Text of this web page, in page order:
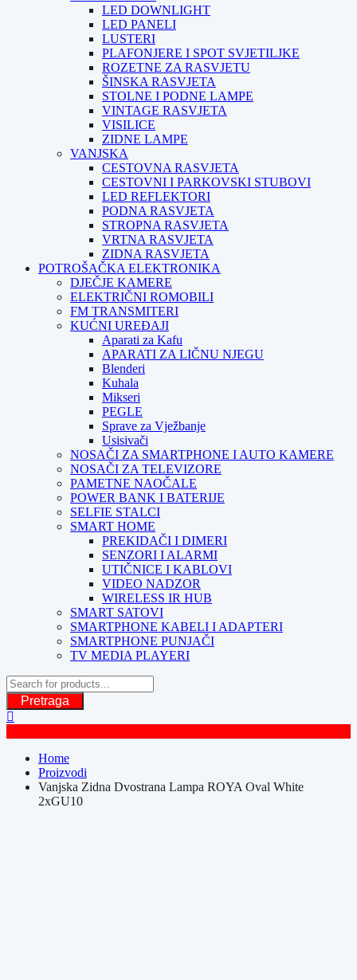
LED DOWNLIGHT
LED PANELI
LUSTERI
PLAFONJERE I SPOT SVJETILJKE
ROZETNE ZA RASVJETU
ŠINSKA RASVJETA
STOLNE I PODNE LAMPE
VINTAGE RASVJETA
VISILICE
ZIDNE LAMPE
VANJSKA
CESTOVNA RASVJETA
CESTOVNI I PARKOVSKI STUBOVI
LED REFLEKTORI
PODNA RASVJETA
STROPNA RASVJETA
VRTNA RASVJETA
ZIDNA RASVJETA
POTROŠAČKA ELEKTRONIKA
DJEČJE KAMERE
ELEKTRIČNI ROMOBILI
FM TRANSMITERI
KUĆNI UREĐAJI
Aparati za Kafu
APARATI ZA LIČNU NJEGU
Blenderi
Kuhala
Mikseri
PEGLE
Sprave za Vježbanje
Usisivači
NOSAČI ZA SMARTPHONE I AUTO KAMERE
NOSAČI ZA TELEVIZORE
PAMETNE NAOČALE
POWER BANK I BATERIJE
SELFIE STALCI
SMART HOME
PREKIDAČI I DIMERI
SENZORI I ALARMI
UTIČNICE I KABLOVI
VIDEO NADZOR
WIRELESS IR HUB
SMART SATOVI
SMARTPHONE KABELI I ADAPTERI
SMARTPHONE PUNJAČI
TV MEDIA PLAYERI
Pretraga
Home
Proizvodi
Vanjska Zidna Dvostrana Lampa ROYA Oval White
2xGU10